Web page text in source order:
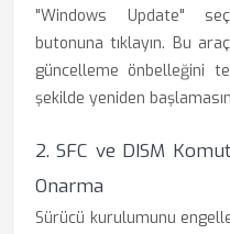
"Windows Update"
butonuna tıklayın. Bu
güncelleme önbelleğini
şekilde yeniden
2. SFC ve DISM
Onarma
Sürücü kurulumunu